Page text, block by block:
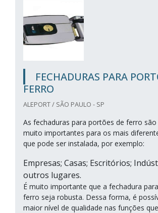
FECHADURAS PARA
FERRO
ALEPORT / SÃO PAULO - SP
As fechaduras para portões de ferro
muito importantes para os mais
que pode ser instalada, por exemplo:
Empresas; Casas; Escritórios;
outros lugares.
É muito importante que a fechadura
ferro seja robusta. Dessa forma, é
maior nível de qualidade nas funções